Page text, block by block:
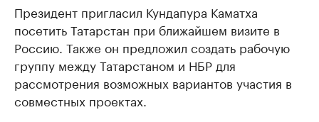
Президент пригласил Кундапура Каматха
посетить Татарстан при ближайшем визите в
Россию. Также он предложил создать рабочую
группу между Татарстаном и НБР для
рассмотрения возможных вариантов участия в
совместных проектах.